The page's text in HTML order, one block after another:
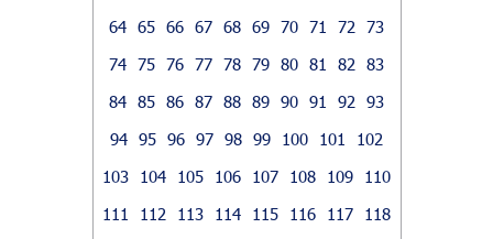
64 65 66 67 68 69 70 71 72
73
74 75 76 77 78 79 80 81 82
83
84 85 86 87 88 89 90 91 92
93
94 95 96 97 98 99 100 101
102
103
104 105 106 107 108 109
110
111
112 113 114 115 116 117
118